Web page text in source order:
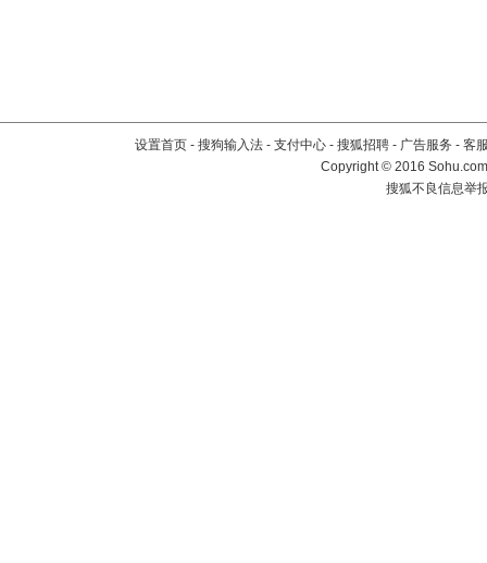
设置首页 - 搜狗输入法 - 支付中心 - 搜狐招聘 - 广告服务 - 客
Copyright©2016
搜狐不良信息举